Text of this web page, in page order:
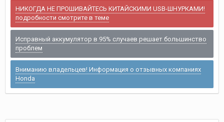
НИКОГДА НЕ ПРОШИВАЙТЕСЬ КИТАЙСКИМИ USB-ШНУРКАМИ!
подробности смотрите в теме
Исправный аккумулятор в 95% случаев решает большинство
проблем
Вниманию владельцев! Информация о отзывных компаниях
Honda